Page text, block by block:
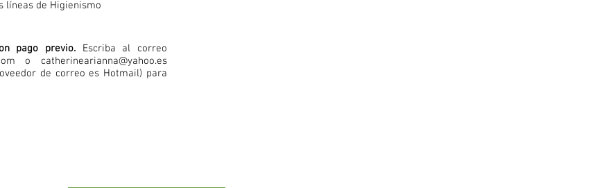
líneas de Higienismo
pago previo. Escriba al correo
o catherinearianna@yahoo.es
de correo es Hotmail) para